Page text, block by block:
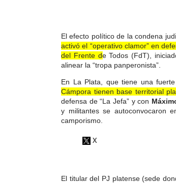
El efecto político de la condena
activó el “operativo clamor” en
del Frente de Todos (FdT) ,
alinear la “tropa panperonista”.
En La Plata, que tiene una
Cámpora tienen base territorial
defensa de “La Jefa” y con
y militantes se autoconvocaron
camporismo.
El titular del PJ platense (sede